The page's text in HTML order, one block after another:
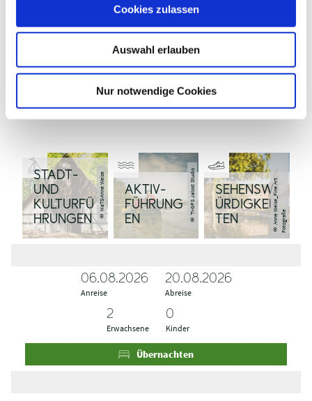
Cookies zulassen
Auswahl erlauben
Nur notwendige Cookies
SPIELEN
SPIELEN
SPIELEN
AUCH INTERESSANT:
STADT-
UND
KULTURFÜ
HRUNGEN
© MaTS-Anne Weise
AKTIV-
FÜHRUNG
EN
© TI-GPS Jalost Studio
SEHENSW
ÜRDIGKEI
TEN
©
A
n
n
eW
ei
s
e
_
Fi
n
e
A
r
t
F
o
t
o
g
r
afie
Anreise
06.08.2026
Abreise
20.08.2026
s
e
s
e
Erwachsene Kinder
Übernachten